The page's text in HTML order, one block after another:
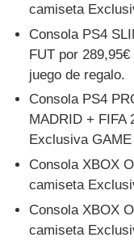
camiseta
Consola PS4
FUT por
juego de regalo.
Consola PS4
MADRID + FIFA
Exclusiva
Consola XBOX
camiseta
Consola XBOX
camiseta